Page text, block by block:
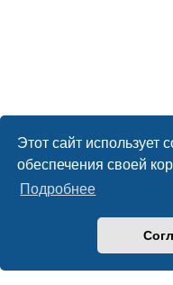
Этот сайт использует
обеспечения своей
Подробнее